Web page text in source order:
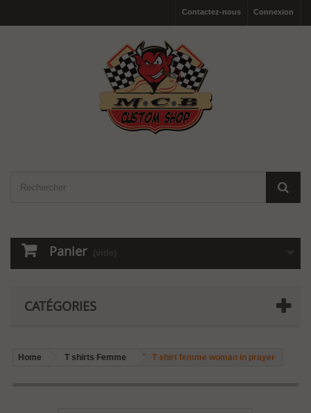
Connexion
Contactez-nous
Panier (vide)
CATÉGORIES
Home T shirts Femme T shirt femme woman in prayer